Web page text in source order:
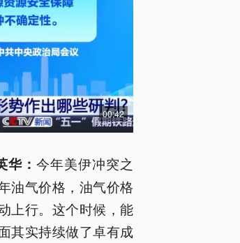
00:42
华：今年美伊冲突之
油气价格，油气价格
上行。这个时候，能
其实持续做了卓有成